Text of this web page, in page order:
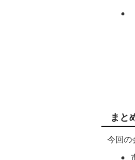
まと
今回の